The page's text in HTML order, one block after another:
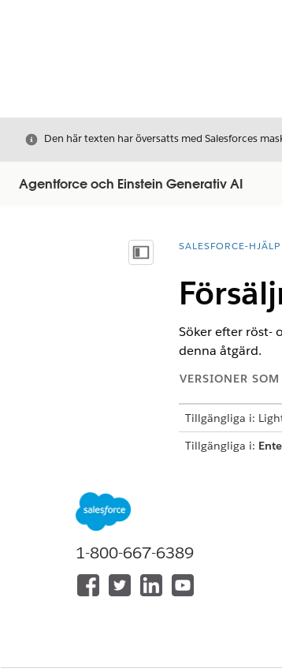
Stäng
Den här texten har översatts med Salesforces
Agentforce och Einstein Generativ AI
Visa innehållsförteckning
Du är här:
SALESFORCE-HJÄLP
Söker efter röst-
denna åtgärd.
VERSIONER SOM
Tillgängliga i:
Tillgängliga i:
Använda en
Se
Vanlig
1-800-667-6389